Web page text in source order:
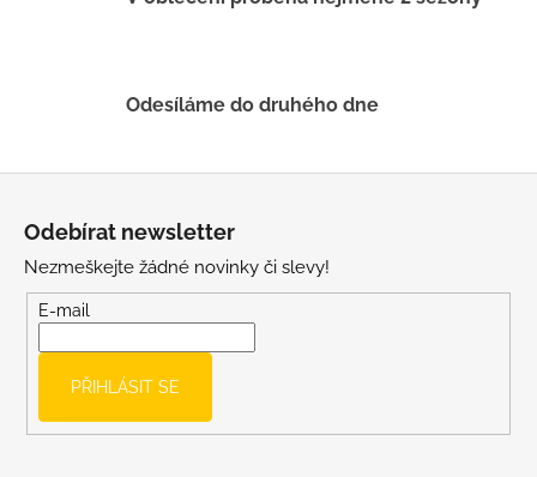
p
u
Odesíláme do druhého dne
Odebírat newsletter
Nezmeškejte žádné novinky či slevy!
E-mail
PŘIHLÁSIT SE